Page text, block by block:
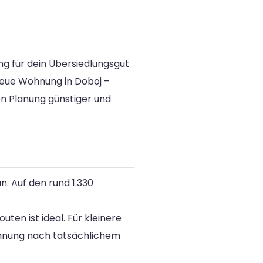
für dein Übersiedlungsgut
Wohnung in Doboj –
Planung günstiger und
Auf den rund 1.330
ist ideal. Für kleinere
nach tatsächlichem